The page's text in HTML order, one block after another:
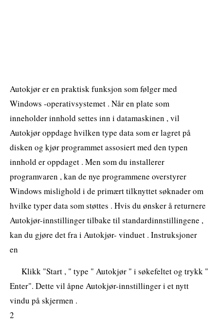
Autokjør er en praktisk funksjon som følger med
Windows -operativsystemet . Når en plate som
inneholder innhold settes inn i datamaskinen , vil
Autokjør oppdage hvilken type data som er lagret på
disken og kjør programmet assosiert med den typen
innhold er oppdaget . Men som du installerer
programvaren , kan de nye programmene overstyrer
Windows mislighold i de primært tilknyttet søknader om
hvilke typer data som støttes . Hvis du ønsker å returnere
Autokjør-innstillinger tilbake til standardinnstillingene ,
kan du gjøre det fra i Autokjør- vinduet . Instruksjoner
en
Klikk "Start , " type " Autokjør " i søkefeltet og trykk "
Enter". Dette vil åpne Autokjør-innstillinger i et nytt
vindu på skjermen .
2